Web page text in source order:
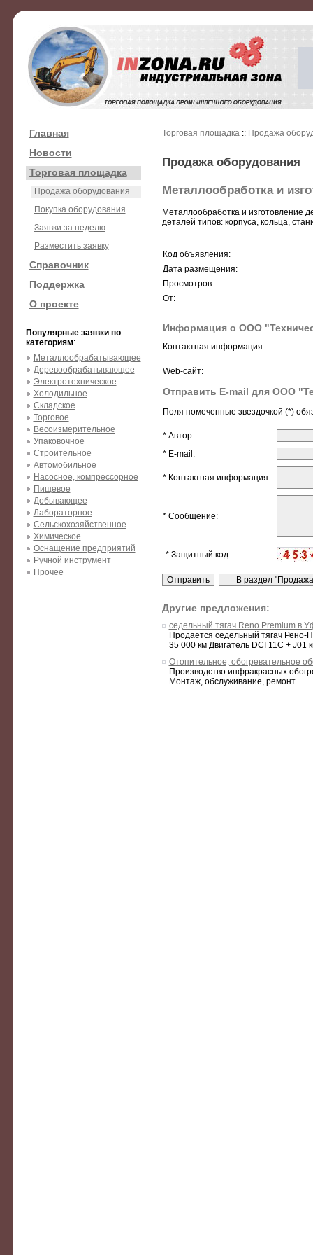
Главная
Новости
Торговая площадка
Продажа оборудования
Покупка оборудования
Заявки за неделю
Разместить заявку
Справочник
Поддержка
О проекте
Популярные заявки по
категориям:
Металлообрабатывающее
Деревообрабатывающее
Электротехническое
Холодильное
Складское
Торговое
Весоизмерительное
Упаковочное
Строительное
Автомобильное
Насосное, компрессорное
Пищевое
Добывающее
Лабораторное
Сельскохозяйственное
Химическое
Оснащение предприятий
Ручной инструмент
Прочее
Торговая площадка:: Продажа
Продажа оборудования
Металлообработка и
Металлообработка и изготовление
деталей типов: корпуса, кольца,
Код объявления:
Дата размещения:
Просмотров:
От:
Информация о ООО
Контактная информация:
Web-сайт:
Отправить E-mail для ООО
Поля помеченные звездочкой (*)
* Автор:
* E-mail:
* Контактная информация:
* Сообщение:
* Защитный код:
Другие предложения:
седельный тягач Reno Premium в
Продается седельный тягач
35 000 км Двигатель DCI 11C + J01
Отопительное, обогревательное
Производство инфракрасных
Монтаж, обслуживание, ремонт.